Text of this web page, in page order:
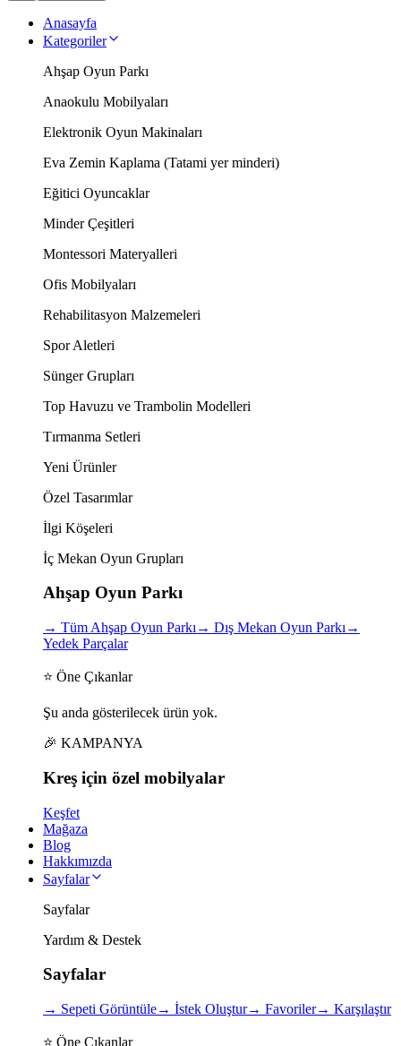
Anasayfa
Kategoriler
Ahşap Oyun Parkı
Anaokulu Mobilyaları
Elektronik Oyun Makinaları
Eva Zemin Kaplama (Tatami yer minderi)
Eğitici Oyuncaklar
Minder Çeşitleri
Montessori Materyalleri
Ofis Mobilyaları
Rehabilitasyon Malzemeleri
Spor Aletleri
Sünger Grupları
Top Havuzu ve Trambolin Modelleri
Tırmanma Setleri
Yeni Ürünler
Özel Tasarımlar
İlgi Köşeleri
İç Mekan Oyun Grupları
Ahşap Oyun Parkı
→ Tüm Ahşap Oyun Parkı → Dış Mekan Oyun Parkı →
Yedek Parçalar
⭐ Öne Çıkanlar
Şu anda gösterilecek ürün yok.
🎉 KAMPANYA
Kreş için özel mobilyalar
Keşfet
Mağaza
Blog
Hakkımızda
Sayfalar
Sayfalar
Yardım & Destek
Sayfalar
→ Sepeti Görüntüle→ İstek Oluştur→ Favoriler→ Karşılaştır
⭐ Öne Çıkanlar